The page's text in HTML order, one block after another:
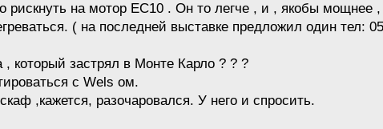
на мотор ЕС10 . Он то легче , и , якобы мощнее ,
( на последней выставке предложил один тел:
, который застрял в Монте Карло ? ? ?
с Wels ом.
,кажется, разочаровался. У него и спросить.